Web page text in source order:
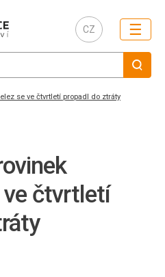
CZ ☰
se ve čtvrtletí propadl do ztráty
ve čtvrtletí